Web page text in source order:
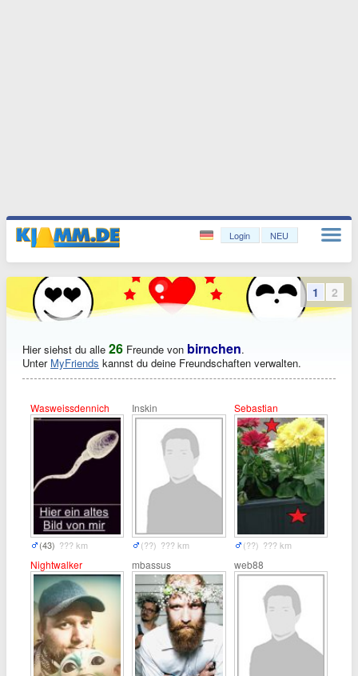
Login NEU
Hier siehst du alle 26 Freunde von birnchen.
Unter MyFriends kannst du deine Freundschaften verwalten.
Wasweissdennich
(43) ??? km
Inskin
(??) ??? km
Sebastian
(??) ??? km
Nightwalker mbassus web88
1 2